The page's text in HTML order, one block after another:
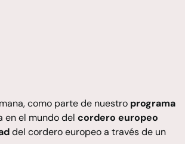
como parte de nuestro programa
en el mundo del cordero europeo
del cordero europeo a través de un